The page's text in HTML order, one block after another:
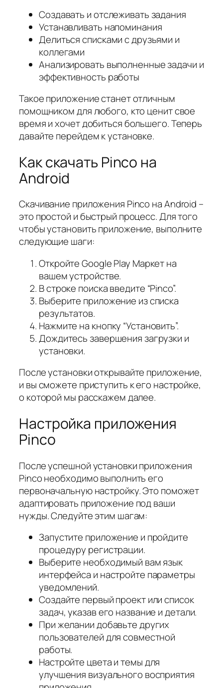
Создавать и отслеживать задания
Устанавливать напоминания
Делиться списками с друзьями и
коллегами
Анализировать выполненные задачи и
эффективность работы
Такое приложение станет отличным
помощником для любого, кто ценит свое
время и хочет добиться большего. Теперь
давайте перейдем к установке.
Как скачать Pinco на
Android
Скачивание приложения Pinco на Android –
это простой и быстрый процесс. Для того
чтобы установить приложение, выполните
следующие шаги:
Откройте Google Play Маркет на
вашем устройстве.
В строке поиска введите “Pinco”.
Выберите приложение из списка
результатов.
Нажмите на кнопку “Установить”.
Дождитесь завершения загрузки и
установки.
После установки открывайте приложение,
и вы сможете приступить к его настройке,
о которой мы расскажем далее.
Настройка приложения
Pinco
После успешной установки приложения
Pinco необходимо выполнить его
первоначальную настройку. Это поможет
адаптировать приложение под ваши
нужды. Следуйте этим шагам:
Запустите приложение и пройдите
процедуру регистрации.
Выберите необходимый вам язык
интерфейса и настройте параметры
уведомлений.
Создайте первый проект или список
задач, указав его название и детали.
При желании добавьте других
пользователей для совместной
работы.
Настройте цвета и темы для
улучшения визуального восприятия